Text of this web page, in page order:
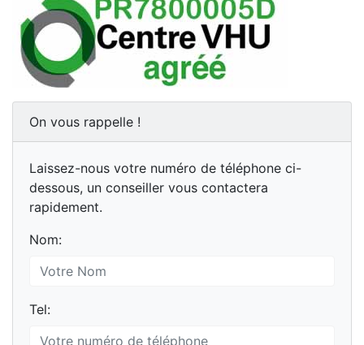
On vous rappelle !
Laissez-nous votre numéro de téléphone ci-
dessous, un conseiller vous contactera
rapidement.
Nom:
Tel: